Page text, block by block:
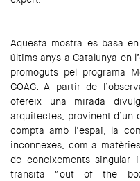
Aquesta mostra es basa
últims anys a Catalunya en
promoguts pel programa
COAC. A partir de
ofereix una mirada
arquitectes, provinent
compta amb l’espai, la
inconnexes, com a
de coneixements
transita “out of the